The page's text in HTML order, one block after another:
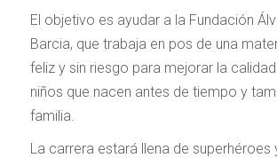
El objetivo es ayudar a la Fundación
Barcia, que trabaja en pos de una
feliz y sin riesgo para mejorar la
niños que nacen antes de tiempo y
familia.
La carrera estará llena de superhéroes